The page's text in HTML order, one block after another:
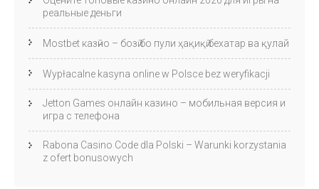
реальные деньги
Mostbet казӣно – бозӣ бо пули ҳақиқӣ бехатар ва қулай
Wypłacalne kasyna online w Polsce bez weryfikacji
Jetton Games онлайн казино – мобильная версия и
игра с телефона
Rabona Casino Code dla Polski – Warunki korzystania
z ofert bonusowych